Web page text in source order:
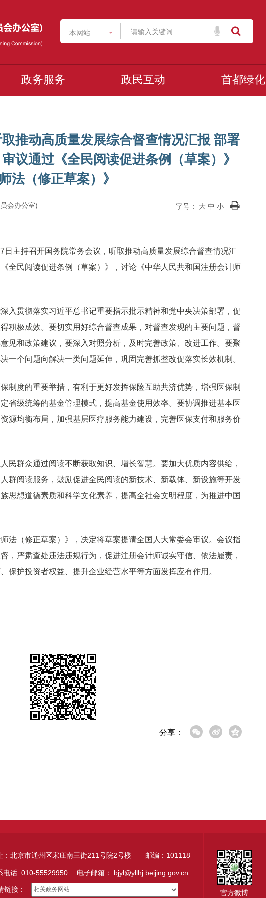
本网站
政务服务 政民互动 首都绿化
推动高质量发展综合督查情况汇报 部署
议通过《全民阅读促进条例（草案）》
法（修正草案）》
字号： 大 中 小
会办公室)
主持召开国务院常务会议，听取推动高质量发展综合督查情况汇
全民阅读促进条例（草案）》，讨论《中华人民共和国注册会计师
入贯彻落实习近平总书记重要指示批示精神和党中央决策部署，促
积极成效。要切实用好综合督查成果，对督查发现的主要问题，督
见和政策建议，要深入对照分析，及时完善政策、改进工作。要聚
一个问题向解决一类问题延伸，巩固完善抓整改促落实长效机制。
制度的重要举措，有利于更好发挥保险互助共济优势，增强医保制
省级统筹的基金管理模式，提高基金使用效率。要协调推进基本医
源均衡布局，加强基层医疗服务能力建设，完善医保支付和服务价
民群众通过阅读不断获取知识、增长智慧。要加大优质内容供给，
群阅读服务，鼓励促进全民阅读的新技术、新载体、新设施等开发
思想道德素质和科学文化素养，提高全社会文明程度，为推进中国
法（修正草案）》，决定将草案提请全国人大常委会审议。会议指
，严肃查处违法违规行为，促进注册会计师诚实守信、依法履责，
保护投资者权益、提升企业经营水平等方面发挥应有作用。
分享：
：北京市通州区宋庄南三街211号院2号楼 邮编：101118
电话: 010-55529950 电子邮箱： bjyl@yllhj.beijing.gov.cn
链接： 官方微博